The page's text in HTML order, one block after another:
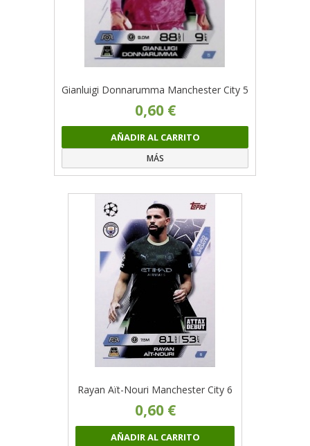
Gianluigi Donnarumma Manchester City 5
0,60 €
AÑADIR AL CARRITO
MÁS
Rayan Aït-Nouri Manchester City 6
0,60 €
AÑADIR AL CARRITO